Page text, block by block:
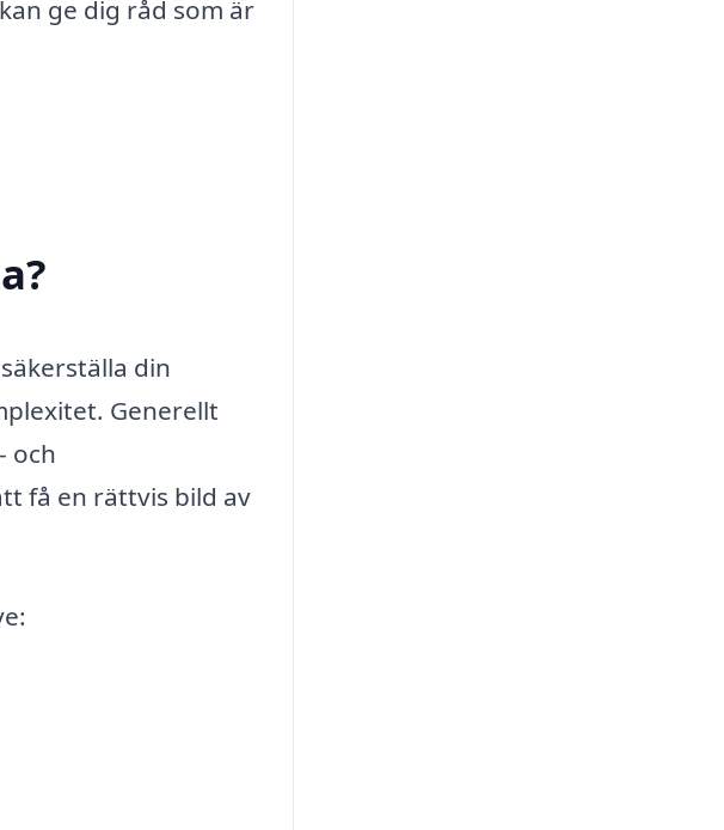
ge dig råd som är
din
Generellt
och
få en rättvis bild av